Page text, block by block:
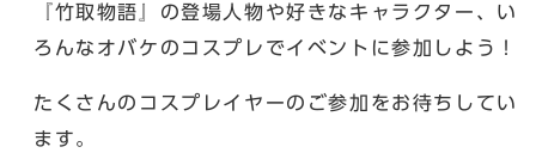
『竹取物語』の登場人物や好きなキャラクター、い
ろんなオバケのコスプレでイベントに参加しよう！
たくさんのコスプレイヤーのご参加をお待ちしてい
ます。